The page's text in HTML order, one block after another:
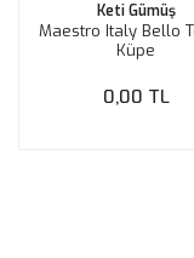
Keti Gümüş
Maestro Italy Bello
Küpe
0,00 TL